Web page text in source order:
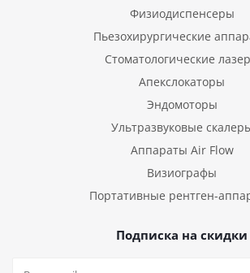
Физиодиспенсеры
Пьезохирургические
Стоматологические
Апекслокаторы
Эндомоторы
Ультразвуковые
Аппараты Air Flow
Визиографы
Портативные рентген-
Подписка на скидки